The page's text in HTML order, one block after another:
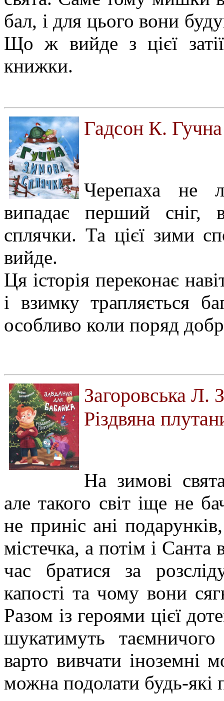
бал, і для цього вони
Що ж вийде з цієї
книжки.
Гадсон К.
Черепаха не
випадає перший сніг,
сплячки. Та цієї зими
вийде.
Ця історія переконає
і взимку трапляється
особливо коли поряд
Загоровська Л.
Різдвяна
На зимові
але такого світ іще не
не приніс ані
містечка, а потім і
час братися за
капості та чому вони
Разом із героями цієї
шукатимуть
варто вивчати іноземні
можна подолати будь-які